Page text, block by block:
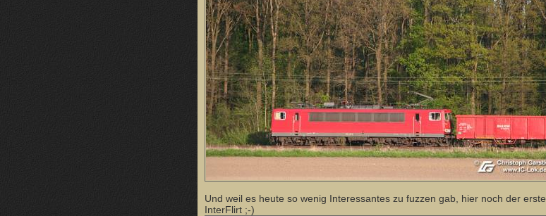
Und weil es heute so wenig Interessantes zu fuzzen gab, hier noch der erste
InterFlirt ;-)